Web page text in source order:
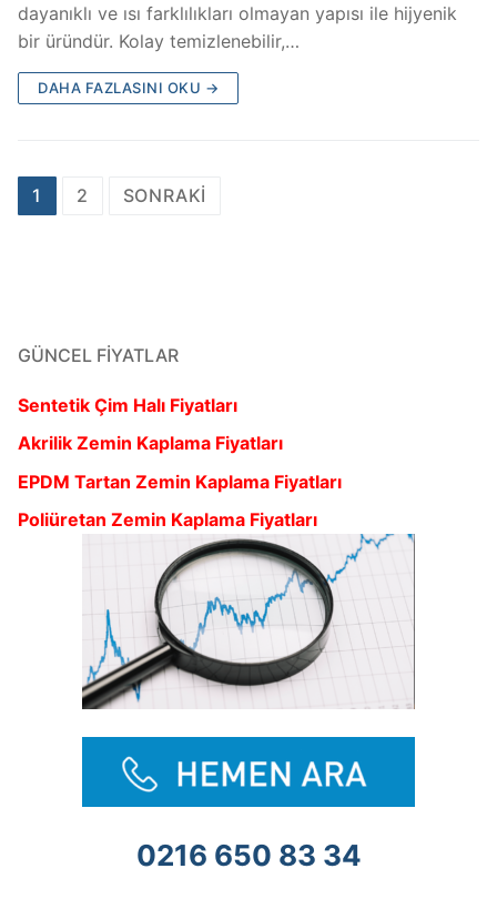
dayanıklı ve ısı farklılıkları olmayan yapısı ile hijyenik
bir üründür. Kolay temizlenebilir,…
DAHA FAZLASINI OKU →
Yazı
1 2 SONRAKI
GÜNCEL FIYATLAR
Sentetik Çim Halı Fiyatları
Akrilik Zemin Kaplama Fiyatları
EPDM Tartan Zemin Kaplama Fiyatları
Poliüretan Zemin Kaplama Fiyatları
0216 650 83 34